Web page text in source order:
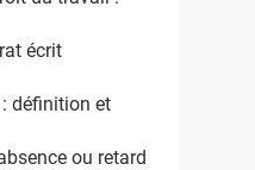
écrit
définition et
ou retard